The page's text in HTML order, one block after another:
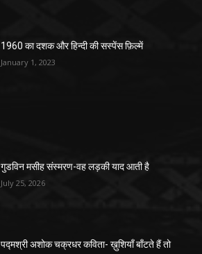
1960 का दशक और हिन्दी की सस्पेंस फ़िल्में
January 1, 2023
गुडविन मसीह संस्मरण-वह लड़की याद आती है
July 25, 2026
पद्मश्री अशोक चक्रधर कविता- ख़ुशियाँ बाँटते हैं तो